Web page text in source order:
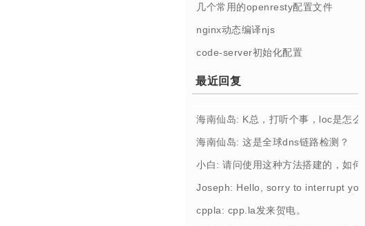
几个常用的openresty配置文件
nginx动态编译njs
code-server初始化配置
最近回复
海南仙岛: K总，打听个事，loc是怎么
海南仙岛: 这是全球dns链路检测？
小白: 请问使用这种方法搭建的，如
Joseph: Hello, sorry to interrupt
cppla: cpp.la发来贺电。